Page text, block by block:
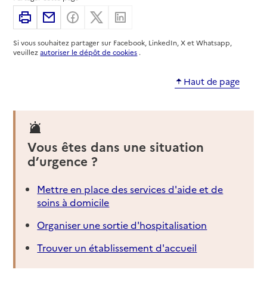
ImprimerPartager par email
Partager sur Facebook
Partager sur X
Si vous souhaitez partager sur Facebook, LinkedIn, X et Whatsapp,
veuillezautoriser le dépôt de cookies .
Haut de page
Vous êtes dans une situation
d’urgence ?
Mettre en place des services d'aide et de
soins à domicile
Organiser une sortie d'hospitalisation
Trouver un établissement d'accueil